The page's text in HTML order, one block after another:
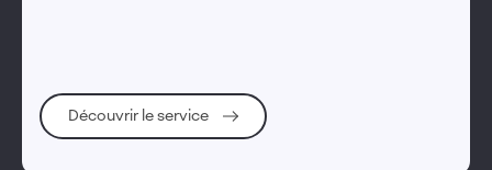
Découvrir le service